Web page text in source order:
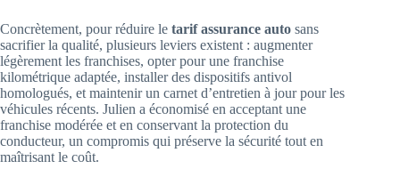
Concrètement, pour réduire le tarif assurance auto sans
sacrifier la qualité, plusieurs leviers existent : augmenter
légèrement les franchises, opter pour une franchise
kilométrique adaptée, installer des dispositifs antivol
homologués, et maintenir un carnet d’entretien à jour pour les
véhicules récents. Julien a économisé en acceptant une
franchise modérée et en conservant la protection du
conducteur, un compromis qui préserve la sécurité tout en
maîtrisant le coût.